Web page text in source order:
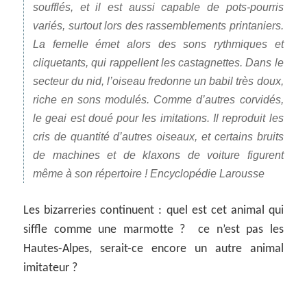
soufflés, et il est aussi capable de pots-pourris
variés, surtout lors des rassemblements printaniers.
La femelle émet alors des sons rythmiques et
cliquetants, qui rappellent les castagnettes. Dans le
secteur du nid, l’oiseau fredonne un babil très doux,
riche en sons modulés. Comme d’autres corvidés,
le geai est doué pour les imitations. Il reproduit les
cris de quantité d’autres oiseaux, et certains bruits
de machines et de klaxons de voiture figurent
même à son répertoire ! Encyclopédie Larousse
Les bizarreries continuent : quel est cet animal qui
siffle comme une marmotte ? ce n’est pas les
Hautes-Alpes, serait-ce encore un autre animal
imitateur ?